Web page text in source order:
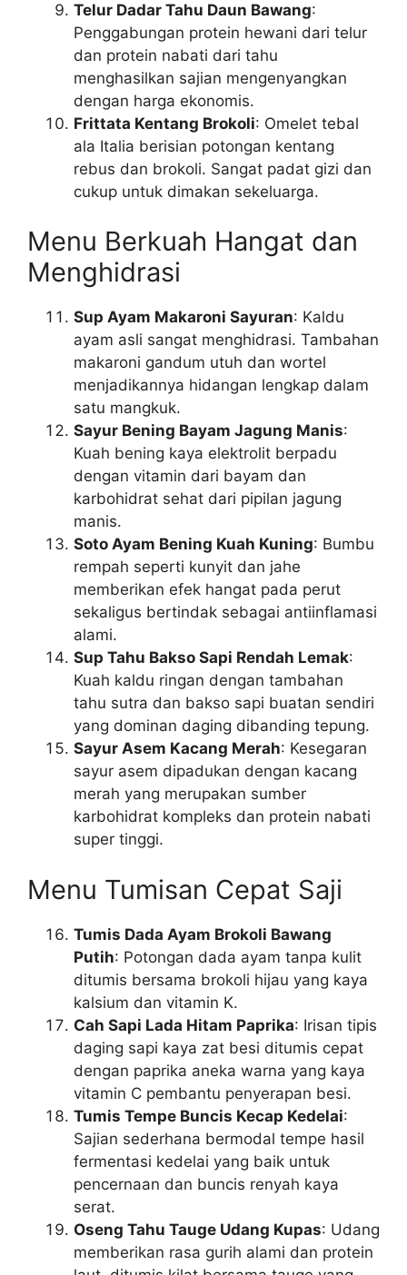
Telur Dadar Tahu Daun Bawang:
Penggabungan protein hewani dari telur
dan protein nabati dari tahu
menghasilkan sajian mengenyangkan
dengan harga ekonomis.
Frittata Kentang Brokoli: Omelet tebal
ala Italia berisian potongan kentang
rebus dan brokoli. Sangat padat gizi dan
cukup untuk dimakan sekeluarga.
Menu Berkuah Hangat dan
Menghidrasi
Sup Ayam Makaroni Sayuran: Kaldu
ayam asli sangat menghidrasi. Tambahan
makaroni gandum utuh dan wortel
menjadikannya hidangan lengkap dalam
satu mangkuk.
Sayur Bening Bayam Jagung Manis:
Kuah bening kaya elektrolit berpadu
dengan vitamin dari bayam dan
karbohidrat sehat dari pipilan jagung
manis.
Soto Ayam Bening Kuah Kuning: Bumbu
rempah seperti kunyit dan jahe
memberikan efek hangat pada perut
sekaligus bertindak sebagai antiinflamasi
alami.
Sup Tahu Bakso Sapi Rendah Lemak:
Kuah kaldu ringan dengan tambahan
tahu sutra dan bakso sapi buatan sendiri
yang dominan daging dibanding tepung.
Sayur Asem Kacang Merah: Kesegaran
sayur asem dipadukan dengan kacang
merah yang merupakan sumber
karbohidrat kompleks dan protein nabati
super tinggi.
Menu Tumisan Cepat Saji
Tumis Dada Ayam Brokoli Bawang
Putih: Potongan dada ayam tanpa kulit
ditumis bersama brokoli hijau yang kaya
kalsium dan vitamin K.
Cah Sapi Lada Hitam Paprika: Irisan tipis
daging sapi kaya zat besi ditumis cepat
dengan paprika aneka warna yang kaya
vitamin C pembantu penyerapan besi.
Tumis Tempe Buncis Kecap Kedelai:
Sajian sederhana bermodal tempe hasil
fermentasi kedelai yang baik untuk
pencernaan dan buncis renyah kaya
serat.
Oseng Tahu Tauge Udang Kupas: Udang
memberikan rasa gurih alami dan protein